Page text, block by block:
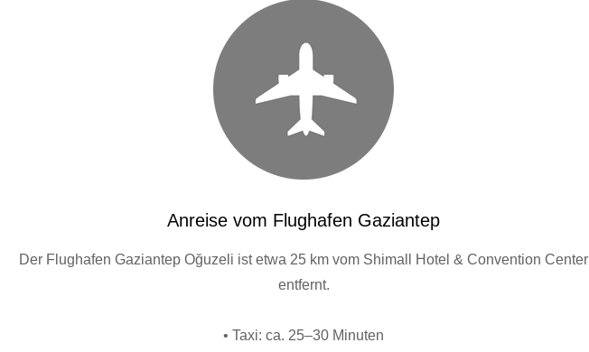
Anreise vom Flughafen Gaziantep
Der Flughafen Gaziantep Oğuzeli ist etwa 25 km vom Shimall Hotel & Convention Center
entfernt.
• Taxi: ca. 25–30 Minuten